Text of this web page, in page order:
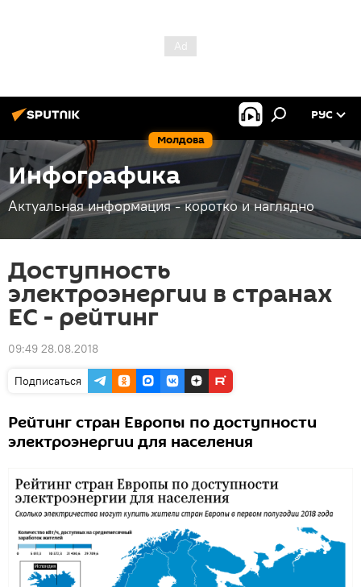
Молдова
РУС
Инфографика
Актуальная информация - коротко и наглядно
Доступность
электроэнергии в странах
ЕС - рейтинг
09:49 28.08.2018
Подписаться
Рейтинг стран Европы по доступности
электроэнергии для населения